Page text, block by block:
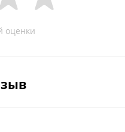
оценки